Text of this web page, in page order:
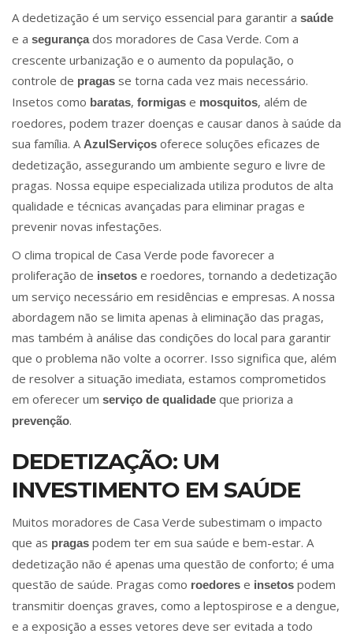
A dedetização é um serviço essencial para garantir a saúde
e a segurançados moradores de Casa Verde. Com a
crescente urbanização e o aumento da população, o
controle de pragas se torna cada vez mais necessário.
Insetos como baratas, formigas e mosquitos, além de
roedores, podem trazer doenças e causar danos à saúde da
sua família. A AzulServiços oferece soluções eficazes de
dedetização, assegurando um ambiente seguro e livre de
pragas. Nossa equipe especializada utiliza produtos de alta
qualidade e técnicas avançadas para eliminar pragas e
prevenir novas infestações.
O clima tropical de Casa Verde pode favorecer a
proliferação de insetos e roedores, tornando a dedetização
um serviço necessário em residências e empresas. A nossa
abordagem não se limita apenas à eliminação das pragas,
mas também à análise das condições do local para garantir
que o problema não volte a ocorrer. Isso significa que, além
de resolver a situação imediata, estamos comprometidos
em oferecer um serviço de qualidade que prioriza a
prevenção.
DEDETIZAÇÃO: UM
INVESTIMENTO EM SAÚDE
Muitos moradores de Casa Verde subestimam o impacto
que as pragas podem ter em sua saúde e bem-estar. A
dedetização não é apenas uma questão de conforto; é uma
questão de saúde. Pragas como roedores e insetos podem
transmitir doenças graves, como a leptospirose e a dengue,
e a exposição a esses vetores deve ser evitada a todo